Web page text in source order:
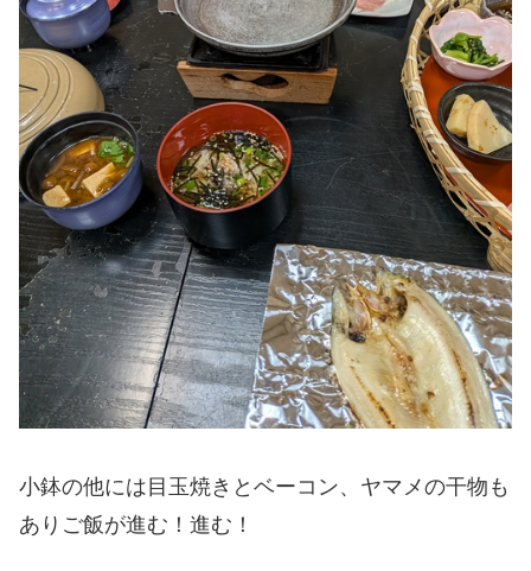
小鉢の他には目玉焼きとベーコン、ヤマメの干物も
ありご飯が進む！進む！